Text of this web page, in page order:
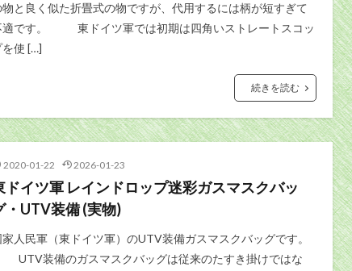
物と良く似た折畳式の物ですが、代用するには柄が短すぎて
適です。 東ドイツ軍では初期は四角いストレートスコッ
を使 […]
続きを読む
2020-01-22 2026-01-23
ドイツ軍 レインドロップ迷彩ガスマスクバッ
・UTV装備 (実物)
家人民軍（東ドイツ軍）のUTV装備ガスマスクバッグです。
装備のガスマスクバッグは従来のたすき掛けではな